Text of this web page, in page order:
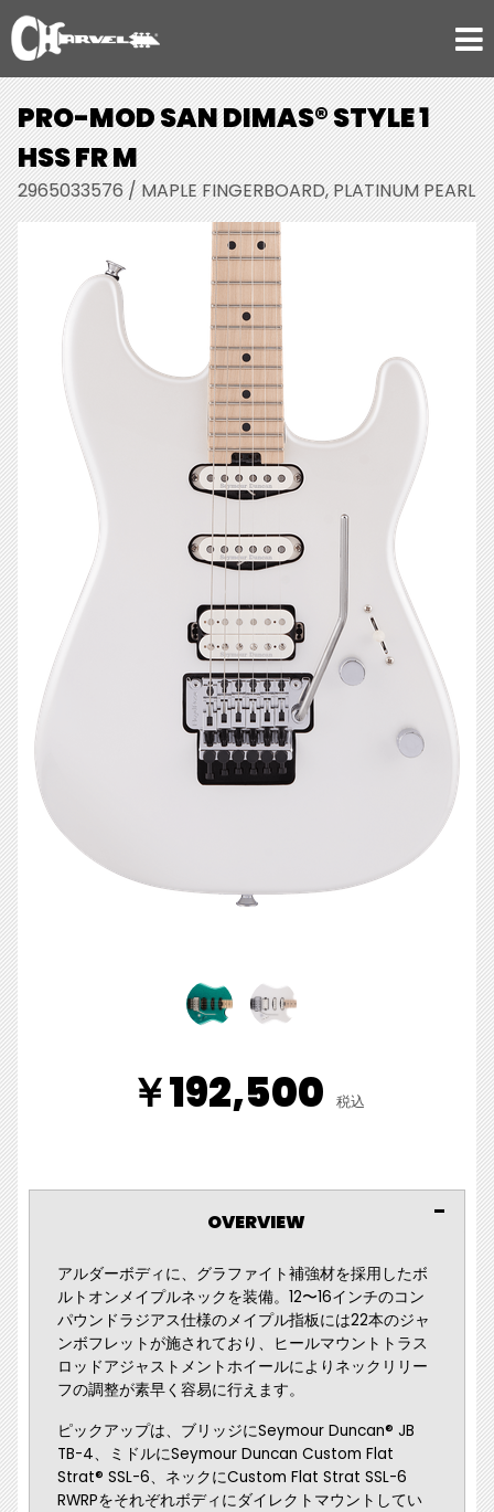
PRO-MOD SAN DIMAS® STYLE 1
HSS FR M
2965033576 / MAPLE FINGERBOARD, PLATINUM PEARL
￥192,500 税込
OVERVIEW
アルダーボディに、グラファイト補強材を採用したボ
ルトオンメイプルネックを装備。12〜16インチのコン
パウンドラジアス仕様のメイプル指板には22本のジャ
ンボフレットが施されており、ヒールマウントトラス
ロッドアジャストメントホイールによりネックリリー
フの調整が素早く容易に行えます。
ピックアップは、ブリッジにSeymour Duncan® JB
TB-4、ミドルにSeymour Duncan Custom Flat
Strat® SSL-6、ネックにCustom Flat Strat SSL-6
RWRPをそれぞれボディにダイレクトマウントしてい